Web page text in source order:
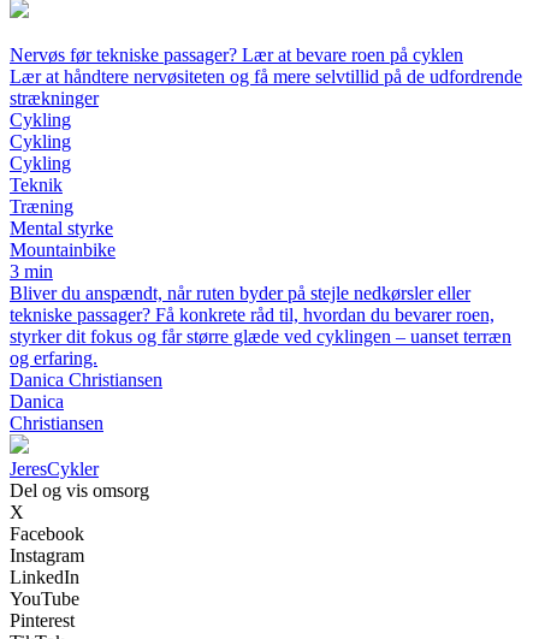
Nervøs før tekniske passager? Lær at bevare roen på cyklen
Lær at håndtere nervøsiteten og få mere selvtillid på de udfordrende
strækninger
Cykling
Cykling
Cykling
Teknik
Træning
Mental styrke
Mountainbike
3 min
Bliver du anspændt, når ruten byder på stejle nedkørsler eller
tekniske passager? Få konkrete råd til, hvordan du bevarer roen,
styrker dit fokus og får større glæde ved cyklingen – uanset terræn
og erfaring.
Danica Christiansen
Danica
Christiansen
JeresCykler
Del og vis omsorg
X
Facebook
Instagram
LinkedIn
YouTube
Pinterest